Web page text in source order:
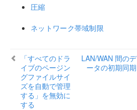
パフォーマンスチューニング
WAN に関する考慮事項
管理
ユーザーガイド
よくある質問
圧縮
ネットワーク帯域制限
「すべてのドラ
イブのページン
グファイルサイ
ズを自動で管理
する」を無効に
する
LAN/WAN 間のデ
ータの初期同期